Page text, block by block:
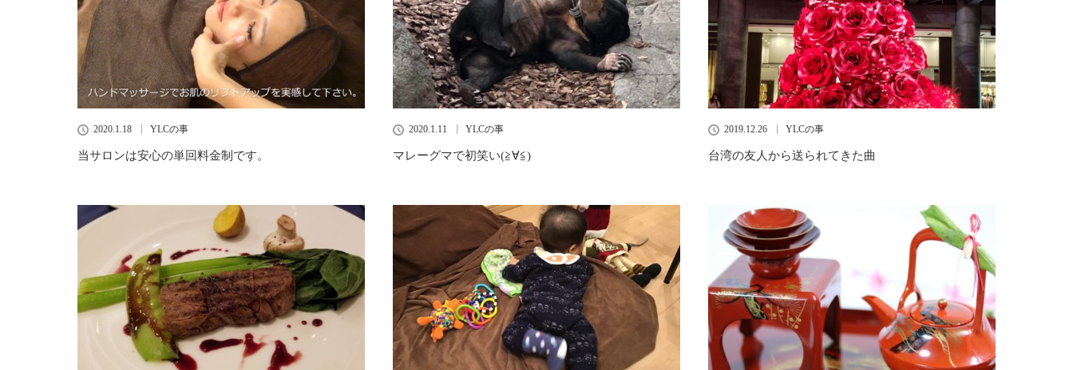
2020.1.18 YLCの事
当サロンは安心の単回料金制です。
2020.1.11 YLCの事
マレーグマで初笑い(≧∀≦)
2019.12.26 YLCの事
台湾の友人から送られてきた曲